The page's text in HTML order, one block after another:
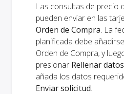
Las consultas de precio
pueden enviar en las
Orden de Compra. La
planificada debe
Orden de Compra, y
presionar Rellenar datos
añada los datos
Enviar solicitud.